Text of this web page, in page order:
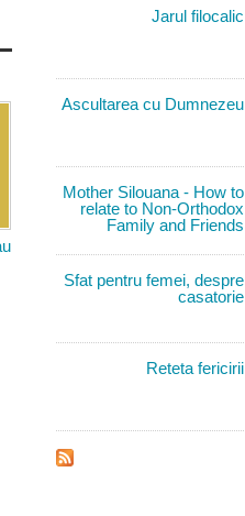
marturisitorul.jpg
Jarul filocalic
Ascultarea cu Dumnezeu
Mother Silouana - How to
relate to Non-Orthodox
Family and Friends
Sfat pentru femei, despre
casatorie
Reteta fericirii